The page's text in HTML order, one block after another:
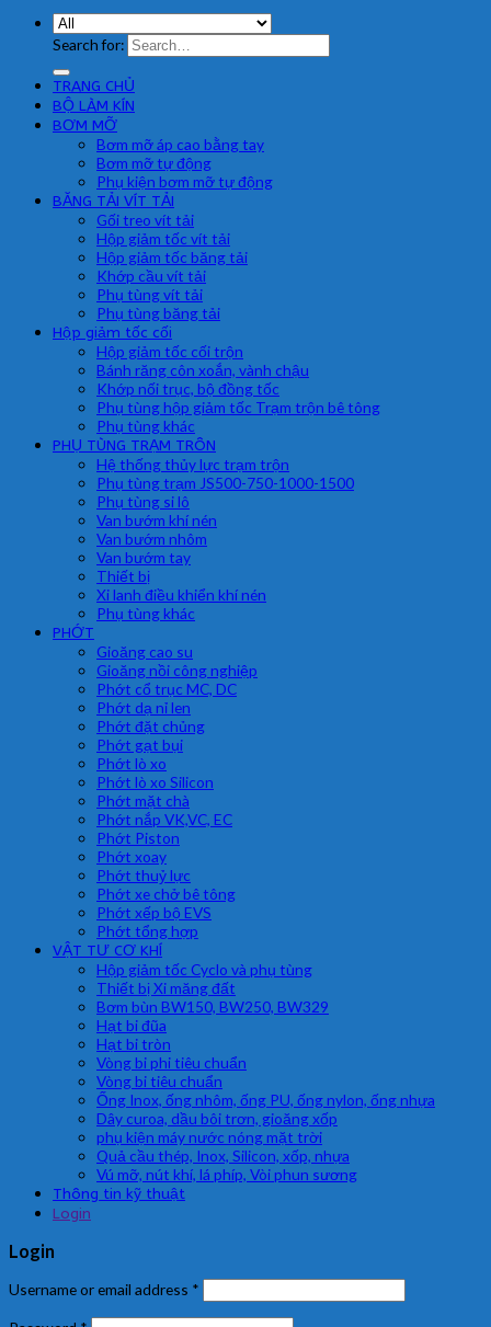
Search for:
TRANG CHỦ
BỘ LÀM KÍN
BƠM MỠ
Bơm mỡ áp cao bằng tay
Bơm mỡ tự động
Phụ kiện bơm mỡ tự động
BĂNG TẢI VÍT TẢI
Gối treo vít tải
Hộp giảm tốc vít tải
Hộp giảm tốc băng tải
Khớp cầu vít tải
Phụ tùng vít tải
Phụ tùng băng tải
Hộp giảm tốc cối
Hộp giảm tốc cối trộn
Bánh răng côn xoắn, vành chậu
Khớp nối trục, bộ đồng tốc
Phụ tùng hộp giảm tốc Trạm trộn bê tông
Phụ tùng khác
PHỤ TÙNG TRẠM TRÔN
Hệ thống thủy lực trạm trộn
Phụ tùng trạm JS500-750-1000-1500
Phụ tùng si lô
Van bướm khí nén
Van bướm nhôm
Van bướm tay
Thiết bị
Xi lanh điều khiển khí nén
Phụ tùng khác
PHỚT
Gioăng cao su
Gioăng nồi công nghiệp
Phớt cổ trục MC, DC
Phớt dạ nỉ len
Phớt đặt chủng
Phớt gạt bụi
Phớt lò xo
Phớt lò xo Silicon
Phớt mặt chà
Phớt nắp VK,VC, EC
Phớt Piston
Phớt xoay
Phớt thuỷ lực
Phớt xe chở bê tông
Phớt xếp bộ EVS
Phớt tổng hợp
VẬT TƯ CƠ KHÍ
Hộp giảm tốc Cyclo và phụ tùng
Thiết bị Xi măng đất
Bơm bùn BW150, BW250, BW329
Hạt bi đũa
Hạt bi tròn
Vòng bi phi tiêu chuẩn
Vòng bi tiêu chuẩn
Ống Inox, ống nhôm, ống PU, ống nylon, ống nhựa
Dây curoa, dầu bôi trơn, gioăng xốp
phụ kiện máy nước nóng mặt trời
Quả cầu thép, Inox, Silicon, xốp, nhựa
Vú mỡ, nút khí, lá phíp, Vòi phun sương
Thông tin kỹ thuật
Login
Login
Username or email address *